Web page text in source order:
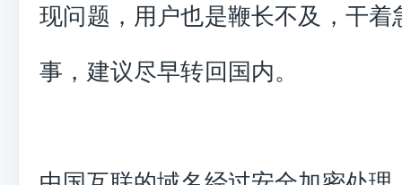
现问题，用户也是鞭长不及，干着
事，建议尽早转回国内。